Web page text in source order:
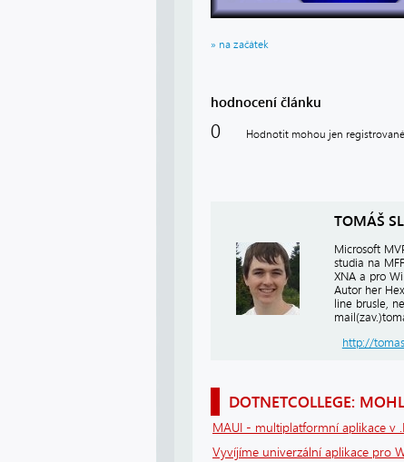
» na začátek
hodnocení článku
0 Hodnotit mohou jen
TOMÁŠ
Microsoft
studia na
XNA a pro
Autor her
line brusle,
http://
DOTNETCOLLEGE:
MAUI - multiplatformní aplikace v
Vyvíjíme univerzální aplikace pro